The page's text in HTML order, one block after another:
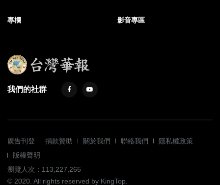
專欄 影音專區
我們的社群
廣告刊登 捐款贊助 關於我們 聯絡我們
隱私權政策
版權聲明
瀏覽人次：113,227,265
© 2020. All rights reserved by KingTop.